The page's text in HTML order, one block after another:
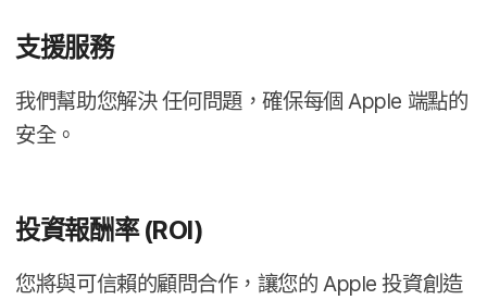
支援​服務
我們​幫助​您​解決 任何​問題，​確保​每​個 Apple 端點​的​
安全。
投資​報酬率 (ROI)
您​將​與​可​信賴​的​顧問​合作，​讓您​的 Apple 投資​創造​